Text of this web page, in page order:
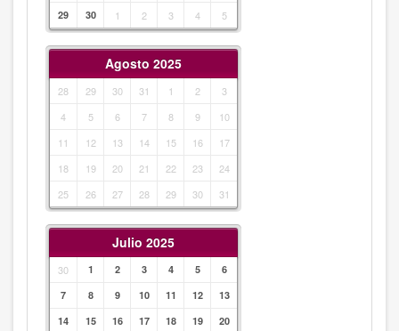
29
30 1 2 3 4 5
Agosto 2025
28 29 30 31 1 2
3
4
5 6 7 8 9
10
11
12 13 14 15 16
17
18
19 20 21 22 23
24
25
26 27 28 29 30 31
Julio 2025
30 1 2 3 4 5
6
7
8 9 10 11 12
13
14
15 16 17 18 19
20